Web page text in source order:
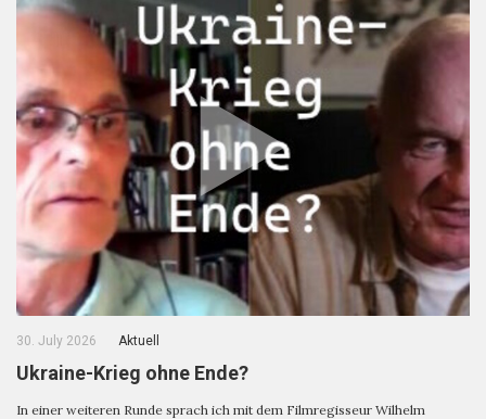
30. July 2026 Aktuell
Ukraine-Krieg ohne Ende?
In einer weiteren Runde sprach ich mit dem Filmregisseur Wilhelm